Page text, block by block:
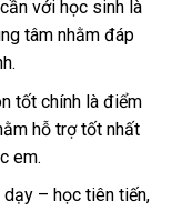
với học sinh là
tâm nhằm đáp
tốt chính là điểm
hỗ trợ tốt nhất
em.
dạy – học tiên tiến,